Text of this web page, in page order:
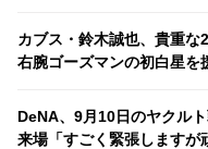
カブス・鈴木誠也、貴重
右腕ゴーズマンの初白星を
DeNA、9月10日のヤクル
来場「すごく緊張しますが